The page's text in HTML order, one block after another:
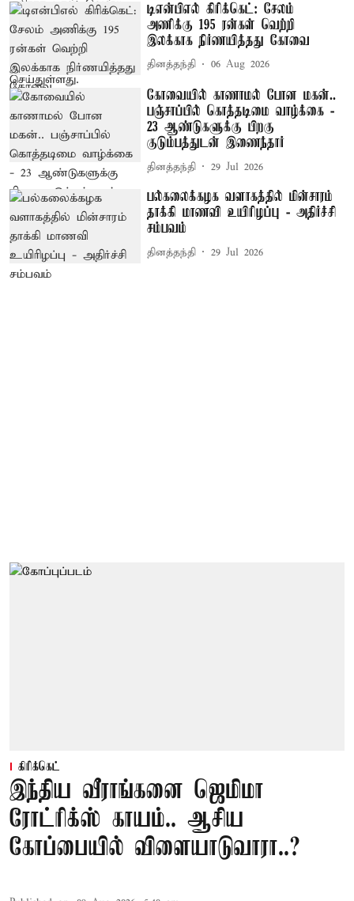
டிஎன்பிஎல் கிரிக்கெட்: சேலம்
அணிக்கு 195 ரன்கள் வெற்றி
இலக்காக நிர்ணயித்தது கோவை
தினத்தந்தி 06 Aug 2026
கோவையில் காணாமல் போன மகன்..
பஞ்சாப்பில் கொத்தடிமை வாழ்க்கை -
23 ஆண்டுகளுக்கு பிறகு
குடும்பத்துடன் இணைந்தார்
தினத்தந்தி 29 Jul 2026
பல்கலைக்கழக வளாகத்தில் மின்சாரம்
தாக்கி மாணவி உயிரிழப்பு - அதிர்ச்சி
சம்பவம்
தினத்தந்தி 29 Jul 2026
கிரிக்கெட்
இந்திய வீராங்கனை ஜெமிமா
ரோட்ரிக்ஸ் காயம்.. ஆசிய
கோப்பையில் விளையாடுவாரா..?